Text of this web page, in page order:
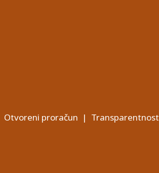
Otvoreni proračun | Transparentnost